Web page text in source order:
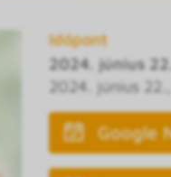
Időpont
2024. június
2024. június
Google